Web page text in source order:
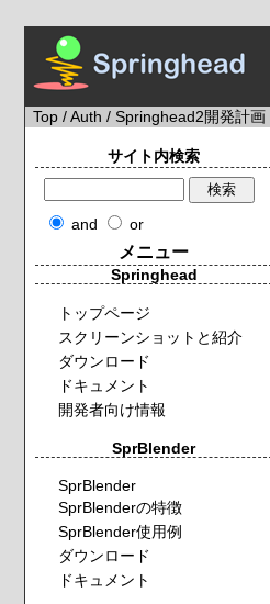
Top /Auth / Springhead2開発計画
サイト内検索
and or
メニュー
Springhead
トップページ
スクリーンショットと紹介
ダウンロード
ドキュメント
開発者向け情報
SprBlender
SprBlender
SprBlenderの特徴
SprBlender使用例
ダウンロード
ドキュメント